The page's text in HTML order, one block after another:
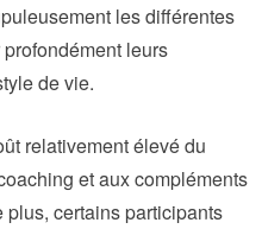
les différentes
leurs
de vie.
relativement élevé du
et aux compléments
certains participants